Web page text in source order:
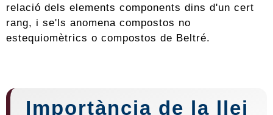
relació dels elements components dins d'un cert
rang, i se'ls anomena compostos no
estequiomètrics o compostos de Beltré.
Importància de la llei